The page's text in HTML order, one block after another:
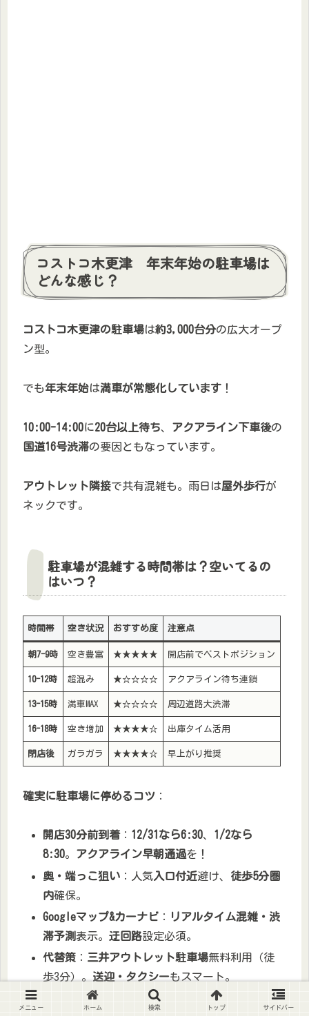
コストコ木更津 年末年始の駐車場は
どんな感じ？
コストコ木更津の駐車場は約3,000台分の広大オープ
ン型。
でも年末年始は満車が常態化しています ！
10:00-14:00に20台以上待ち、 アクアライン下車後の
国道16号渋滞の要因ともなっています。
アウトレット隣接で共有混雑も。雨日は屋外歩行が
ネックです。
駐車場が混雑する時間帯は？空いてるの
はいつ？
時間帯 空き状況 おすすめ度 注意点
朝7-9時 空き豊富 ★★★★★ 開店前でベストポジション
10-12時 超混み ★☆☆☆☆ アクアライン待ち連鎖
13-15時 満車MAX ★☆☆☆☆ 周辺道路大渋滞
16-18時 空き増加 ★★★★☆ 出庫タイム活用
閉店後 ガラガラ ★★★★☆ 早上がり推奨
確実に駐車場に停めるコツ ：
開店30分前到着： 12/31なら6:30、 1/2なら
8:30。 アクアライン早朝通過を！
奥・端っこ狙い ：人気入口付近避け、 徒歩5分圏
内確保。
Googleマップ&カーナビ ：
リアルタイム混雑・渋
滞予測 表示。迂回路設定必須。
代替策 ： 三井アウトレット駐車場無料利用（徒
歩3分）。 送迎・タクシーもスマート。
メニュー ホーム 検索 トップ サイドバー